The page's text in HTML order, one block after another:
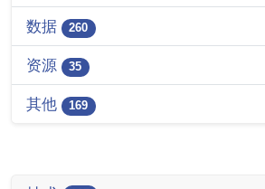
数据 260
资源 35
其他 169